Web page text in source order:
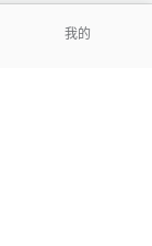
我的